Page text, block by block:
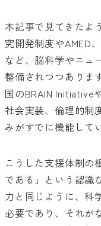
本記事で見てきたよ
究開発制度やAMED
など、脳科学やニュ
整備されつつありま
国のBRAIN Initiative
社会実装、倫理的制
みがすでに機能して
こうした支援体制の
である」という認識
力と同じように、科
必要であり、それが